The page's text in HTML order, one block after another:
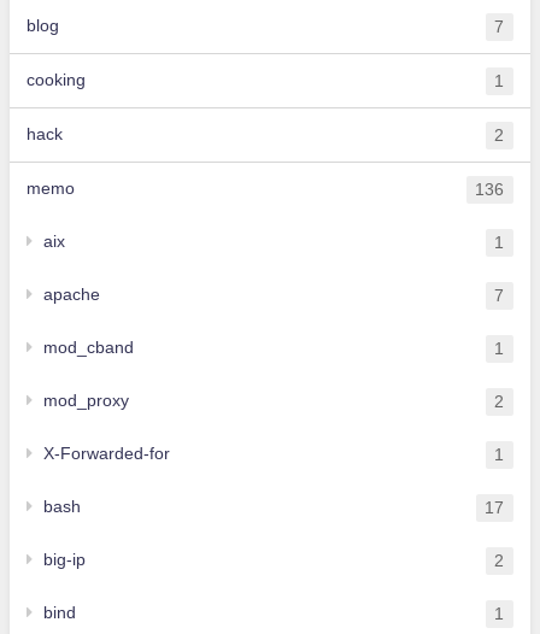
blog 7
cooking 1
hack 2
memo 136
aix 1
apache 7
mod_cband 1
mod_proxy 2
X-Forwarded-for 1
bash 17
big-ip 2
bind 1